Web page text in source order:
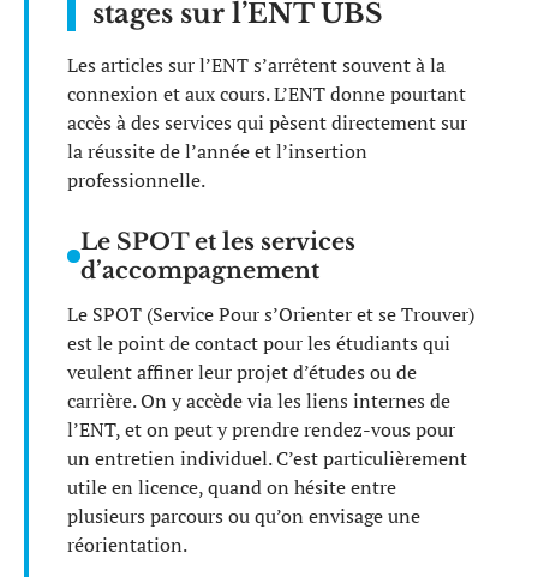
stages sur l’ENT UBS
Les articles sur l’ENT s’arrêtent souvent à la
connexion et aux cours. L’ENT donne pourtant
accès à des services qui pèsent directement sur
la réussite de l’année et l’insertion
professionnelle.
Le SPOT et les services
d’accompagnement
Le SPOT (Service Pour s’Orienter et se Trouver)
est le point de contact pour les étudiants qui
veulent affiner leur projet d’études ou de
carrière. On y accède via les liens internes de
l’ENT, et on peut y prendre rendez-vous pour
un entretien individuel. C’est particulièrement
utile en licence, quand on hésite entre
plusieurs parcours ou qu’on envisage une
réorientation.